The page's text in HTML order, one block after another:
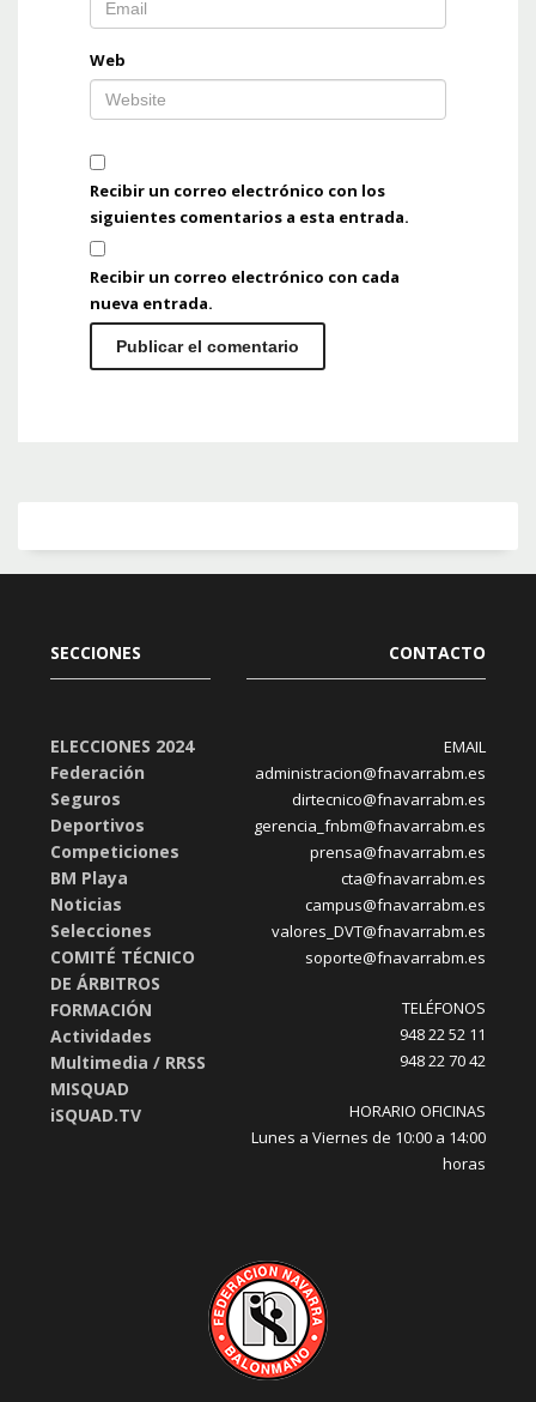
Web
Recibir un correo electrónico con los
siguientes comentarios a esta entrada.
Recibir un correo electrónico con cada
nueva entrada.
SECCIONES
ELECCIONES 2024
Federación
Seguros
Deportivos
Competiciones
BM Playa
Noticias
Selecciones
COMITÉ TÉCNICO
DE ÁRBITROS
FORMACIÓN
Actividades
Multimedia / RRSS
MISQUAD
iSQUAD.TV
CONTACTO
EMAIL
administracion@fnavarrabm.es
dirtecnico@fnavarrabm.es
gerencia_fnbm@fnavarrabm.es
prensa@fnavarrabm.es
cta@fnavarrabm.es
campus@fnavarrabm.es
valores_DVT@fnavarrabm.es
soporte@fnavarrabm.es
TELÉFONOS
948 22 52 11
948 22 70 42
HORARIO OFICINAS
Lunes a Viernes de 10:00 a 14:00
horas